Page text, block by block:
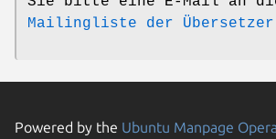
Mailingliste der Übersetzer
Powered by the Ubuntu Manpage